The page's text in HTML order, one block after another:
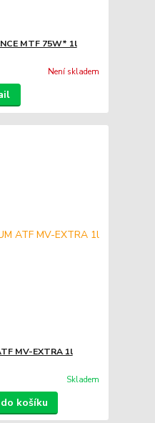
MTF 75W* 1l
Není skladem
MV-EXTRA 1l
Skladem
košíku